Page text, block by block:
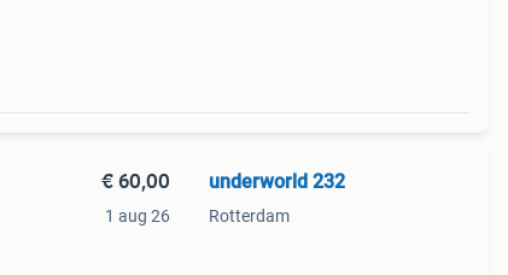
€ 60,00
1 aug 26
underworld 232
Rotterdam